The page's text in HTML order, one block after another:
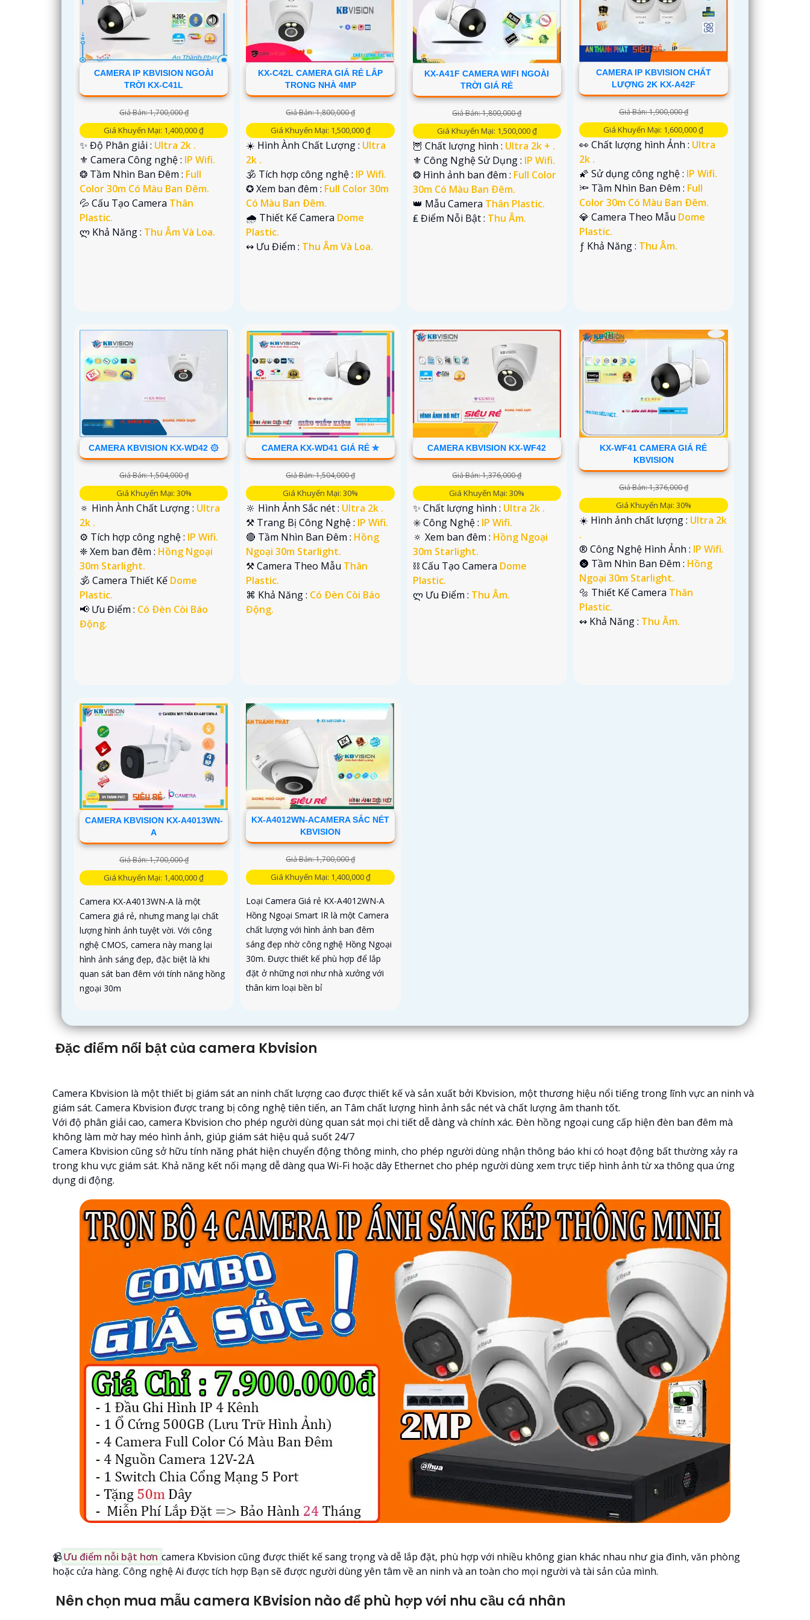
CAMERA IP KBVISION NGOÀI
TRỜI KX-C41L
Giá Bán: 1,700,000 ₫
Giá Khuyến Mại: 1,400,000 ₫
✨ Độ Phân giải : Ultra 2k .
⚜️ Camera Công nghệ : IP Wifi.
❂ Tầm Nhìn Ban Đêm : Full
Color 30m Có Màu Ban Ðêm.
💦 Cấu Tạo Camera Thân
Plastic.
️ლ Khả Năng : Thu Âm Và Loa.
KX-C42L CAMERA GIÁ RẺ LẮP
TRONG NHÀ 4MP
Giá Bán: 1,800,000 ₫
Giá Khuyến Mại: 1,500,000 ₫
☀️ Hình Ành Chất Lượng : Ultra
2k .
🕉️ Tích hợp công nghệ : IP Wifi.
✪ Xem ban đêm : Full Color 30m
Có Màu Ban Ðêm.
🌧️ Thiết Kế Camera Dome
Plastic.
️↭ Ưu Điểm : Thu Âm Và Loa.
KX-A41F CAMERA WIFI NGOÀI
TRỜI GIÁ RẺ
Giá Bán: 1,800,000 ₫
Giá Khuyến Mại: 1,500,000 ₫
🦉 Chất lượng hình : Ultra 2k + .
⚜️ Công Nghệ Sử Dụng : IP Wifi.
❂ Hình ảnh ban đêm : Full Color
30m Có Màu Ban Ðêm.
👑 Mẫu Camera Thân Plastic.
️₤ Điểm Nỗi Bật : Thu Âm.
CAMERA IP KBVISION CHẤT
LƯỢNG 2K KX-A42F
Giá Bán: 1,900,000 ₫
Giá Khuyến Mại: 1,600,000 ₫
👀 Chất lượng hình Ảnh : Ultra
2k .
🌠 Sử dụng công nghệ : IP Wifi.
🔦 Tầm Nhìn Ban Đêm : Full
Color 30m Có Màu Ban Ðêm.
💎 Camera Theo Mẫu Dome
Plastic.
️ƒ Khả Năng : Thu Âm.
CAMERA KBVISION KX-WD42 ۞
Giá Bán: 1,504,000 ₫
Giá Khuyến Mại: 30%
🔅 Hình Ành Chất Lượng : Ultra
2k .
⚙ Tích hợp công nghệ : IP Wifi.
❈ Xem ban đêm : Hồng Ngoại
30m Starlight.
🕉️ Camera Thiết Kế Dome
Plastic.
️📢 Ưu Điểm : Có Ðèn Còi Báo
Động.
CAMERA KX-WD41 GIÁ RẺ ✮
Giá Bán: 1,504,000 ₫
Giá Khuyến Mại: 30%
🔆 Hình Ảnh Sắc nét : Ultra 2k .
⚒ Trang Bị Công Nghệ : IP Wifi.
🔴 Tầm Nhìn Ban Đêm : Hồng
Ngoại 30m Starlight.
⚒ Camera Theo Mẫu Thân
Plastic.
️⌘ Khả Năng : Có Ðèn Còi Báo
Động.
CAMERA KBVISION KX-WF42
Giá Bán: 1,376,000 ₫
Giá Khuyến Mại: 30%
✨ Chất lượng hình : Ultra 2k .
✳️ Công Nghệ : IP Wifi.
🔅 Xem ban đêm : Hồng Ngoại
30m Starlight.
⛓ Cấu Tạo Camera Dome
Plastic.
️ლ Ưu Điểm : Thu Âm.
KX-WF41 CAMERA GIÁ RẺ
KBVISION
Giá Bán: 1,376,000 ₫
Giá Khuyến Mại: 30%
☀️ Hình ảnh chất lượng : Ultra 2k
.
®️ Công Nghệ Hình Ảnh : IP Wifi.
🌚 Tầm Nhìn Ban Đêm : Hồng
Ngoại 30m Starlight.
🔩 Thiết Kế Camera Thân
Plastic.
️↭ Khả Năng : Thu Âm.
CAMERA KBVISION KX-A4013WN-
A
Giá Bán: 1,700,000 ₫
Giá Khuyến Mại: 1,400,000 ₫
Camera KX-A4013WN-A là một
Camera giá rẻ, nhưng mang lại chất
lượng hình ảnh tuyệt vời. Với công
nghệ CMOS, camera này mang lại
hình ảnh sáng đẹp, đặc biệt là khi
quan sát ban đêm với tính năng hồng
ngoại 30m
KX-A4012WN-ACAMERA SẮC NÉT
KBVISION
Giá Bán: 1,700,000 ₫
Giá Khuyến Mại: 1,400,000 ₫
Loại Camera Giá rẻ KX-A4012WN-A
Hồng Ngoại Smart IR là một Camera
chất lượng với hình ảnh ban đêm
sáng đẹp nhờ công nghệ Hồng Ngoại
30m. Được thiết kế phù hợp để lắp
đặt ở những nơi như nhà xưởng với
thân kim loại bền bỉ
Đặc điểm nổi bật của camera Kbvision
Camera Kbvision là một thiết bị giám sát an ninh chất lượng cao được thiết kế và sản xuất bởi Kbvision, một thương hiệu nổi tiếng trong lĩnh vực an ninh và
giám sát. Camera Kbvision được trang bị công nghệ tiên tiến, an Tâm chất lượng hình ảnh sắc nét và chất lượng âm thanh tốt.
Với độ phân giải cao, camera Kbvision cho phép người dùng quan sát mọi chi tiết dễ dàng và chính xác. Đèn hồng ngoại cung cấp hiện đèn ban đêm mà
không làm mờ hay méo hình ảnh, giúp giám sát hiệu quả suốt 24/7
Camera Kbvision cũng sở hữu tính năng phát hiện chuyển động thông minh, cho phép người dùng nhận thông báo khi có hoạt động bất thường xảy ra
trong khu vực giám sát. Khả năng kết nối mạng dễ dàng qua Wi-Fi hoặc dây Ethernet cho phép người dùng xem trực tiếp hình ảnh từ xa thông qua ứng
dụng di động.
📹Ưu điểm nỗi bật hơn camera Kbvision cũng được thiết kế sang trọng và dễ lắp đặt, phù hợp với nhiều không gian khác nhau như gia đình, văn phòng
hoặc cửa hàng. Công nghệ Ai được tích hợp Bạn sẽ được người dùng yên tâm về an ninh và an toàn cho mọi người và tài sản của mình.
Nên chọn mua mẫu camera KBvision nào để phù hợp với nhu cầu cá nhân